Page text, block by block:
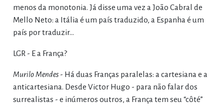
menos da monotonia. Já disse uma vez a João Cabral de
Mello Neto: a Itália é um país traduzido, a Espanha é um
país por traduzir…
LGR - E a França?
Murilo Mendes- Há duas Franças paralelas: a cartesiana e a
anticartesiana. Desde Victor Hugo - para não falar dos
surrealistas - e inúmeros outros, a França tem seu “côté”